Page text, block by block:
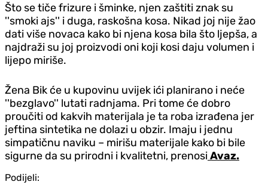
Što se tiče frizure i šminke, njen zaštiti znak su
''smoki ajs'' i duga, raskošna kosa. Nikad joj nije žao
dati više novaca kako bi njena kosa bila što ljepša, a
najdraži su joj proizvodi oni koji kosi daju volumen i
lijepo miriše.
Žena Bik će u kupovinu uvijek ići planirano i neće
''bezglavo'' lutati radnjama. Pri tome će dobro
proučiti od kakvih materijala je ta roba izrađena jer
jeftina sintetika ne dolazi u obzir. Imaju i jednu
simpatičnu naviku – mirišu materijale kako bi bile
sigurne da su prirodni i kvalitetni, prenosiAvaz.
Podijeli: